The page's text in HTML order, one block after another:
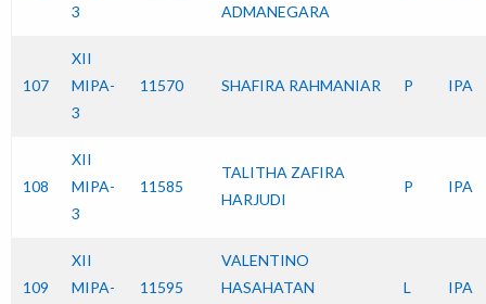
3
ADMANEGARA
107
XII
MIPA-
3
11570 SHAFIRA RAHMANIAR P IPA
108
XII
MIPA-
3
11585
TALITHA ZAFIRA
HARJUDI
P IPA
109
XII
MIPA-
11595
VALENTINO
HASAHATAN
L IPA